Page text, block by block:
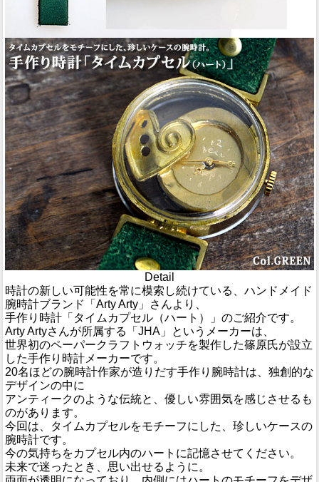
Detail
時計の新しい可能性を常に模索し続けている、ハンドメイド
腕時計ブランド「Arty Arty」さんより、
手作り時計「タイムカプセル（ハート）」のご紹介です。
Arty Artyさんが所属する「JHA」というメーカーは、
世界初のペーパークラフトウォッチを製作した篠原氏が設立
した手作り時計メーカーです。
20名ほどの腕時計作家が造りだす手作り腕時計は、独創的な
デザインの中に
アンティークのような伝統と、優しい雰囲気を感じさせるも
のがあります。
今回は、タイムカプセルをモチーフにした、珍しいケースの
腕時計です。
今の気持ちをカプセル内のハートに記憶させてください。
未来で迷ったとき、思い出せるように。